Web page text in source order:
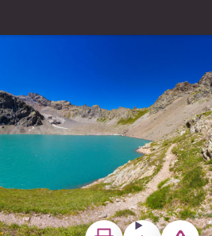
StampaScaricareSegnala